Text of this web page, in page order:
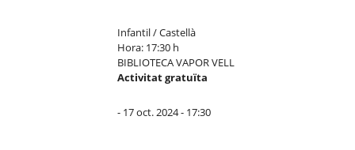
Infantil / Castellà
Hora: 17:30 h
BIBLIOTECA VAPOR VELL
Activitat gratuïta
- 17 oct. 2024 - 17:30